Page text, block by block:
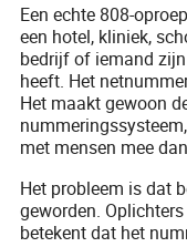
Een echte 808-
een hotel, kliniek,
bedrijf of iemand
heeft. Het
Het maakt gewoon
met mensen mee
Het probleem is dat
geworden.
betekent dat het